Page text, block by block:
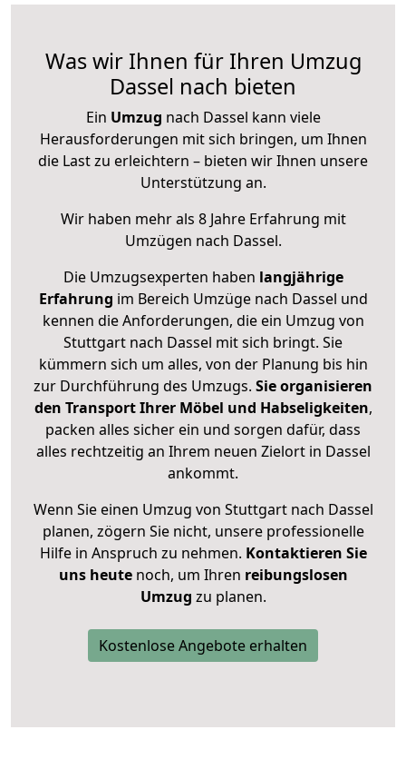
Was wir Ihnen für Ihren Umzug
Dassel nach bieten
Ein Umzug nach Dassel kann viele
Herausforderungen mit sich bringen, um Ihnen
die Last zu erleichtern – bieten wir Ihnen unsere
Unterstützung an.
Wir haben mehr als 8 Jahre Erfahrung mit
Umzügen nach Dassel.
Die Umzugsexperten haben langjährige
Erfahrung im Bereich Umzüge nach Dassel und
kennen die Anforderungen, die ein Umzug von
Stuttgart nach Dassel mit sich bringt. Sie
kümmern sich um alles, von der Planung bis hin
zur Durchführung des Umzugs. Sie organisieren
den Transport Ihrer Möbel und Habseligkeiten,
packen alles sicher ein und sorgen dafür, dass
alles rechtzeitig an Ihrem neuen Zielort in Dassel
ankommt.
Wenn Sie einen Umzug von Stuttgart nach Dassel
planen, zögern Sie nicht, unsere professionelle
Hilfe in Anspruch zu nehmen. Kontaktieren Sie
uns heutenoch, um Ihren reibungslosen
Umzug zu planen.
Kostenlose Angebote erhalten